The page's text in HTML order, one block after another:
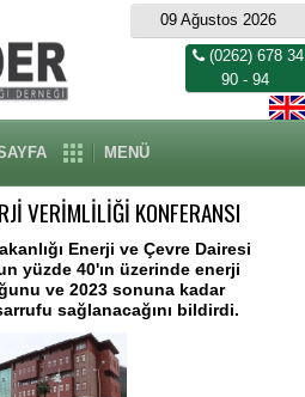
09 Ağustos 2026
(0262) 678 34
90 - 94
MENÜ
VERİMLİLİĞİ KONFERANSI
Enerji ve Çevre Dairesi
yüzde 40'ın üzerinde enerji
ve 2023 sonuna kadar
sağlanacağını bildirdi.